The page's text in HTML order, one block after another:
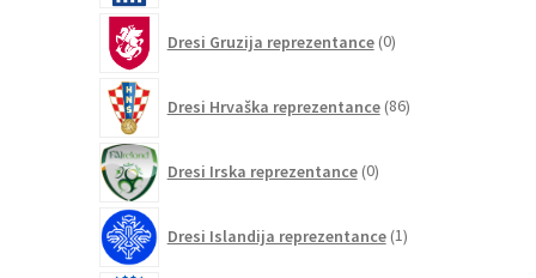
Dresi Gruzija reprezentance 0izdelkov
Dresi Hrvaška reprezentance 86izdelkov
Dresi Irska reprezentance 0izdelkov
Dresi Islandija reprezentance 1izdelek